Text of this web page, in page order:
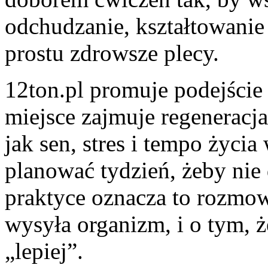
odchudzanie,
prostu zdrowsze plecy.
12ton.pl promuje
miejsce zajmuje
jak sen, stres i tempo życia
planować tydzień, żeby
praktyce oznacza to
wysyła organizm, i o tym,
„lepiej”.